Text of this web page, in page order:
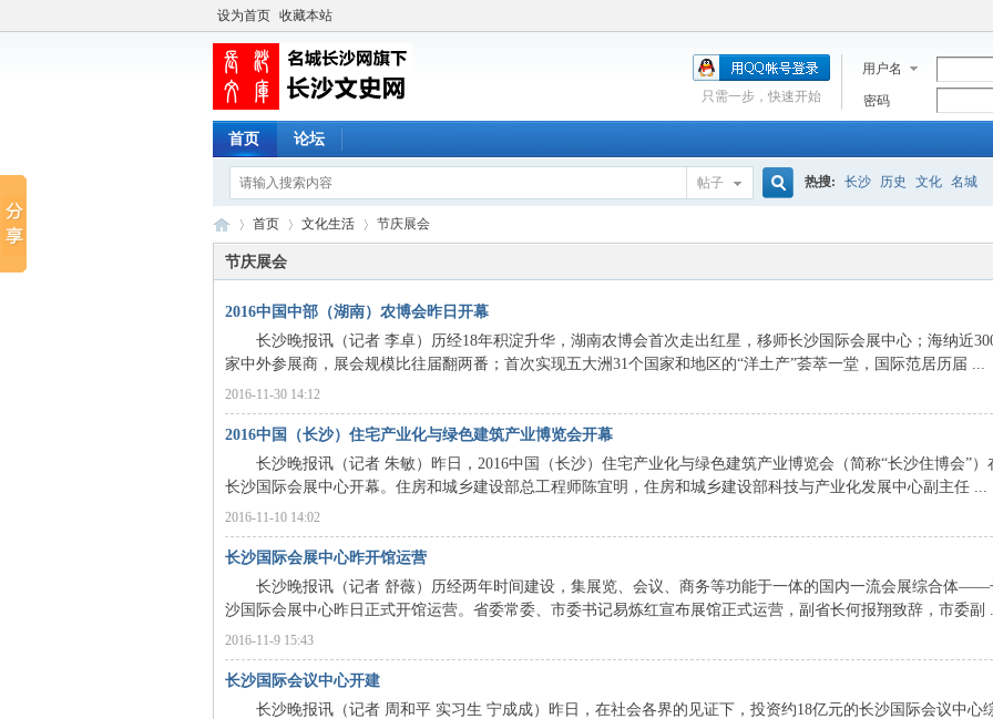
设为首页 收藏本站
用户名
密码
只需一步，快速开始
首页 论坛
帖子 热搜: 长沙 历史 文化 名城
长
沙
›
首页
›
文化生活
›
节庆展会
节庆展会
2016中国中部（湖南）农博会昨日开幕
长沙晚报讯（记者 李卓）历经18年积淀升华，湖南农博会首次走出红星，移师长沙国际会展中心；海纳近
家中外参展商，展会规模比往届翻两番；首次实现五大洲31个国家和地区的“洋土产”荟萃一堂，国际范居历届 ...
2016-11-30 14:12
2016中国（长沙）住宅产业化与绿色建筑产业博览会开幕
长沙晚报讯（记者 朱敏）昨日，2016中国（长沙）住宅产业化与绿色建筑产业博览会（简称“长沙住博会”）
长沙国际会展中心开幕。住房和城乡建设部总工程师陈宜明，住房和城乡建设部科技与产业化发展中心副主任 ...
2016-11-10 14:02
长沙国际会展中心昨开馆运营
长沙晚报讯（记者 舒薇）历经两年时间建设，集展览、会议、商务等功能于一体的国内一流会展综合体——
沙国际会展中心昨日正式开馆运营。省委常委、市委书记易炼红宣布展馆正式运营，副省长何报翔致辞，市委副
2016-11-9 15:43
长沙国际会议中心开建
长沙晚报讯（记者 周和平 实习生 宁成成）昨日，在社会各界的见证下，投资约18亿元的长沙国际会议中心